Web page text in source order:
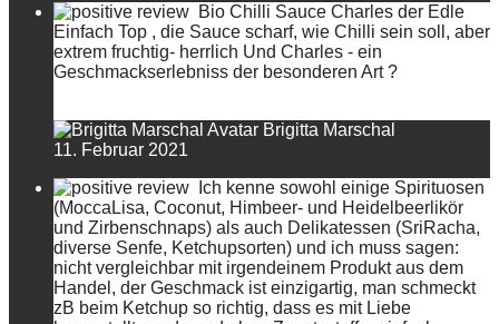
Bio Chilli Sauce Charles der Edle
Einfach Top , die Sauce scharf, wie Chilli sein soll, aber
extrem fruchtig- herrlich Und Charles - ein
Geschmackserlebniss der besonderen Art ?
Brigitta Marschal
11. Februar 2021
Ich kenne sowohl einige Spirituosen
(MoccaLisa, Coconut, Himbeer- und Heidelbeerlikör
und Zirbenschnaps) als auch Delikatessen (SriRacha,
diverse Senfe, Ketchupsorten) und ich muss sagen:
nicht vergleichbar mit irgendeinem Produkt aus dem
Handel, der Geschmack ist einzigartig, man schmeckt
zB beim Ketchup so richtig, dass es mit Liebe